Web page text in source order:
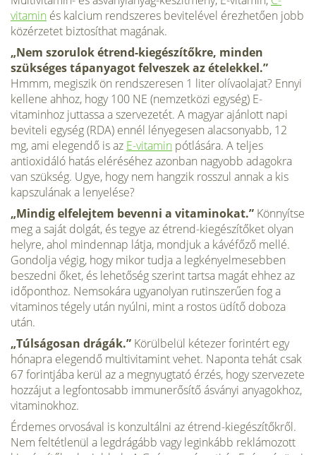
vitamin és kalcium rendszeres bevitelével érezhetően jobb
közérzetet biztosíthat magának.
„Nem szorulok étrend-kiegészítőkre, minden
szükséges táp­anyagot felveszek az ételekkel.”
Hmmm, megiszik ön rendszeresen 1 liter olívaolajat? Ennyi
kellene ahhoz, hogy 100 NE (nemzetközi egység) E-
vitaminhoz juttassa a szervezetét. A magyar ajánlott napi
beviteli egység (RDA) ennél lényegesen alacsonyabb, 12
mg, ami elegendő is az E-vitamin pótlására. A teljes
antioxidáló hatás eléréséhez azonban nagyobb adagokra
van szükség. Ugye, hogy nem hangzik rosszul annak a kis
kapszulának a lenyelése?
„Mindig elfelejtem bevenni a vitaminokat.” Könnyítse
meg a saját dolgát, és tegye az étrend-kiegészítőket olyan
helyre, ahol mindennap látja, mondjuk a kávéfőző mellé.
Gondolja végig, hogy mikor tudja a legkényelme­sebben
beszedni őket, és lehetőség szerint tartsa magát ehhez az
időponthoz. Nemsokára ugyanolyan rutinszerűen fog a
vitaminos tégely után nyúlni, mint a rostos üdítő doboza
után.
„Túlságosan drágák.” Körülbelül kétezer forintért egy
hónapra ele­gendő multivitamint vehet. Naponta tehát csak
67 forintjába kerül az a meg­nyugtató érzés, hogy szervezete
hozzájut a legfontosabb immunerősítő ásványi anyagokhoz,
vitaminokhoz.
Érdemes orvosával is konzultálni az étrend-kiegé­szítőkről.
Nem feltétlenül a legdrágább vagy leginkább reklámozott